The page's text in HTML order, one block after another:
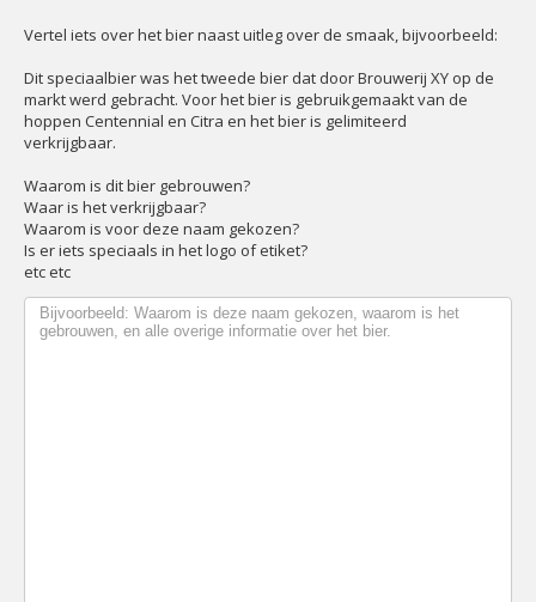
Vertel iets over het bier naast uitleg over de smaak, bijvoorbeeld:
Dit speciaalbier was het tweede bier dat door Brouwerij XY op de
markt werd gebracht. Voor het bier is gebruikgemaakt van de
hoppen Centennial en Citra en het bier is gelimiteerd
verkrijgbaar.
Waarom is dit bier gebrouwen?
Waar is het verkrijgbaar?
Waarom is voor deze naam gekozen?
Is er iets speciaals in het logo of etiket?
etc etc